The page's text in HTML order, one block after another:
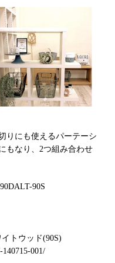
りにも使えるパーテーシ
もなり、2つ組み合わせ
90S
トウッド(90S)
001/